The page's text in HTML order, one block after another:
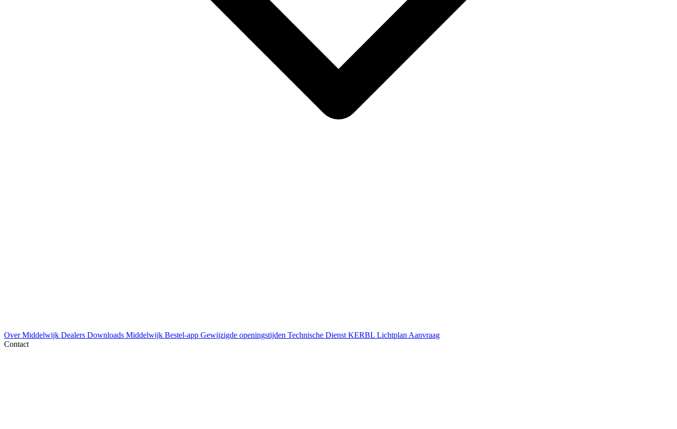
Over Middelwijk Dealers Downloads Middelwijk Bestel-app Gewijzigde openingstijden Technische Dienst KERBL Lichtplan Aanvraag
Contact